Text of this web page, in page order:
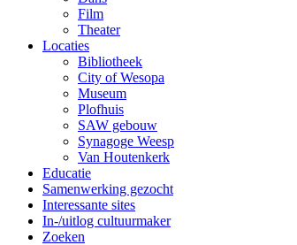
Film
Theater
Locaties
Bibliotheek
City of Wesopa
Museum
Plofhuis
SAW gebouw
Synagoge Weesp
Van Houtenkerk
Educatie
Samenwerking gezocht
Interessante sites
In-/uitlog cultuurmaker
Zoeken